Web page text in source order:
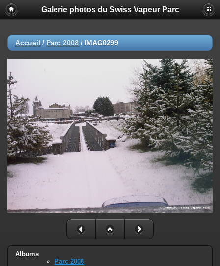
Galerie photos du Swiss Vapeur Parc
Accueil / Parc 2008 / IMAG0299
Albums
Parc 2008